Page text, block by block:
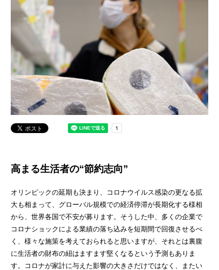
高まる生活者の“節約志向”
オリンピックの延期も決まり、コロナウイルス感染の更なる拡
大も相まって、グローバル規模での経済停滞が長期化する様相
から、世界各国で不安が募ります。そうした中、多くの企業で
コロナショックによる業績の落ち込みを短期間で回復させるべ
く、様々な施策を考えておられると思いますが、それとは裏腹
に生活者の財布の紐はますます堅くなるという予測もありま
す。コロナが家計に与えた影響の大きさだけではなく、またい